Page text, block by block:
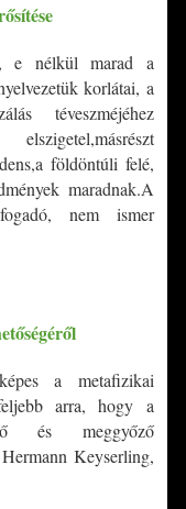
e nélkül marad a
korlátai, a
téveszméjéhez
földöntúli felé,
maradnak.A
nem ismer
a metafizikai
arra, hogy a
és meggyőző
Keyserling,